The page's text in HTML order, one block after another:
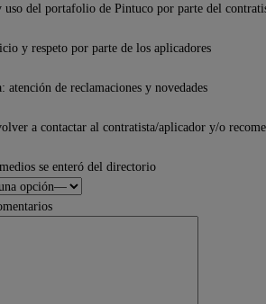
uso del portafolio de Pintuco por parte del
y respeto por parte de los aplicadores
atención de reclamaciones y novedades
a contactar al contratista/aplicador y/o
se enteró del directorio